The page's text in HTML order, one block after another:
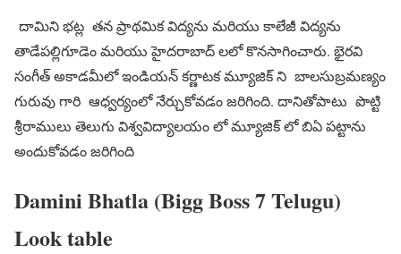
దామిని భట్ల తన ప్రాథమిక విద్యను మరియు కాలేజీ విద్యను
తాడేపల్లిగూడెం మరియు హైదరాబాద్ లలో కొనసాగించారు. భైరవి
సంగీత్ అకాడమీలో ఇండియన్ కర్ణాటక మ్యూజిక్ ని బాలసుబ్రమణ్యం
గురువు గారి ఆధ్వర్యంలో నేర్చుకోవడం జరిగింది. దానితోపాటు పొట్టి
శ్రీరాములు తెలుగు విశ్వవిద్యాలయం లో మ్యూజిక్ లో బిఏ పట్టాను
అందుకోవడం జరిగింది
Damini Bhatla (Bigg Boss 7 Telugu)
Look table